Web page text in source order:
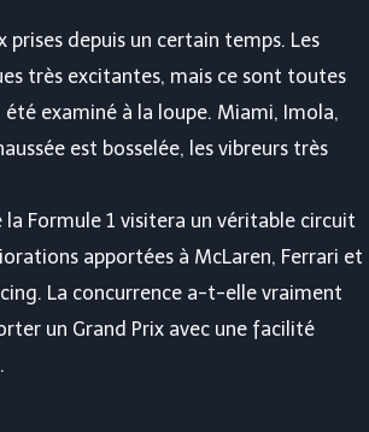
prises depuis un certain temps. Les
très excitantes, mais ce sont toutes
examiné à la loupe. Miami, Imola,
est bosselée, les vibreurs très
la Formule 1 visitera un véritable circuit
apportées à McLaren, Ferrari et
La concurrence a-t-elle vraiment
un Grand Prix avec une facilité